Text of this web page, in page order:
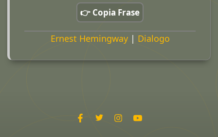
👉 Copia Frase
Ernest Hemingway| Dialogo